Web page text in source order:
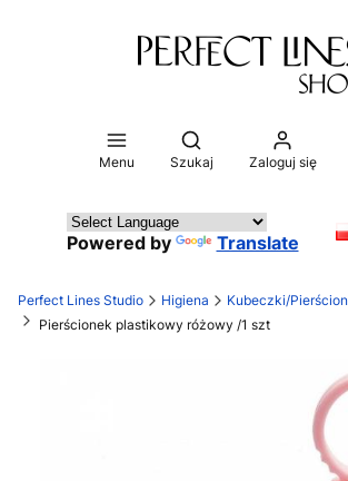
Menu
Otwórz wyszukiwarkę
Szukaj Zaloguj się
Powered by Translate
Perfect Lines Studio Higiena
Kubeczki/
Pierścionek plastikowy różowy /1 szt